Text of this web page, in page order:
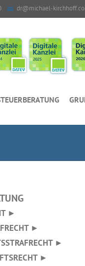
dr@michael-
►
►
►
►